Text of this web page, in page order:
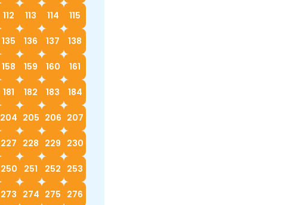
112 113 114 115
135 136 137 138
158 159 160 161
181 182 183 184
204 205 206 207
227 228 229 230
250 251 252 253
273 274 275 276